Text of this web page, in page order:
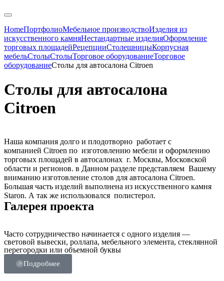
HomeПортфолиоМебельное производствоИзделия из
искусственного камняНестандартные изделияОформление
торговых площадейРецепцииСтолешницыКорпусная
мебельСтолыСтолыТорговое оборудованиеТорговое
оборудованиеСтолы для автосалона Citroen
Столы для автосалона
Citroen
Наша компания долго и плодотворно работает с
компанией Citroen по изготовлению мебели и оформлению
торговых площадей в автосалонах г. Москвы, Московской
области и регионов. в Данном разделе представляем Вашему
вниманию изготовление столов для автосалона Citroen.
Большая часть изделий выполнена из искусственного камня
Staron. А так же использовался полистерол.
Галерея проекта
Часто сотрудничество начинается с одного изделия —
световой вывески, роллапа, мебельного элемента, стеклянной
перегородки или объемной буквы
Подробнее